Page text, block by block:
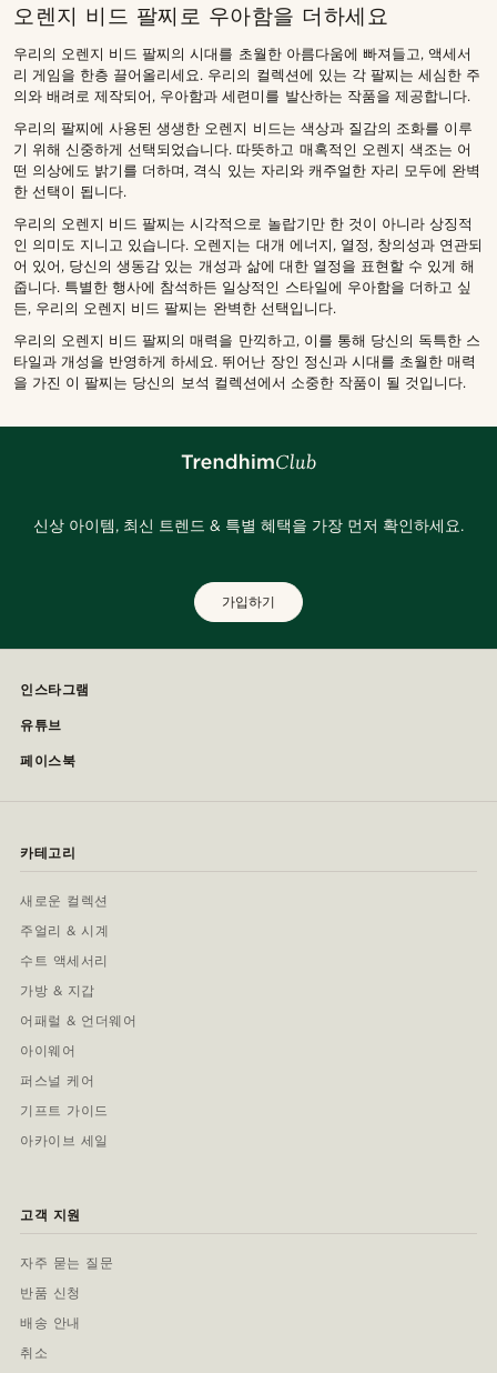
오렌지 비드 팔찌로 우아함을 더하세요
우리의 오렌지 비드 팔찌의 시대를 초월한 아름다움에 빠져들고, 액세서
리 게임을 한층 끌어올리세요. 우리의 컬렉션에 있는 각 팔찌는 세심한 주
의와 배려로 제작되어, 우아함과 세련미를 발산하는 작품을 제공합니다.
우리의 팔찌에 사용된 생생한 오렌지 비드는 색상과 질감의 조화를 이루
기 위해 신중하게 선택되었습니다. 따뜻하고 매혹적인 오렌지 색조는 어
떤 의상에도 밝기를 더하며, 격식 있는 자리와 캐주얼한 자리 모두에 완벽
한 선택이 됩니다.
우리의 오렌지 비드 팔찌는 시각적으로 놀랍기만 한 것이 아니라 상징적
인 의미도 지니고 있습니다. 오렌지는 대개 에너지, 열정, 창의성과 연관되
어 있어, 당신의 생동감 있는 개성과 삶에 대한 열정을 표현할 수 있게 해
줍니다. 특별한 행사에 참석하든 일상적인 스타일에 우아함을 더하고 싶
든, 우리의 오렌지 비드 팔찌는 완벽한 선택입니다.
우리의 오렌지 비드 팔찌의 매력을 만끽하고, 이를 통해 당신의 독특한 스
타일과 개성을 반영하게 하세요. 뛰어난 장인 정신과 시대를 초월한 매력
을 가진 이 팔찌는 당신의 보석 컬렉션에서 소중한 작품이 될 것입니다.
신상 아이템, 최신 트렌드 & 특별 혜택을 가장 먼저 확인하세요.
가입하기
인스타그램
유튜브
페이스북
카테고리
새로운 컬렉션
주얼리 & 시계
수트 액세서리
가방 & 지갑
어패럴 & 언더웨어
아이웨어
퍼스널 케어
기프트 가이드
아카이브 세일
고객 지원
자주 묻는 질문
반품 신청
배송 안내
취소